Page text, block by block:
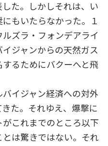
た。しかしそれは、い
もいたらなかった。１
ズラ・フォンデアライ
ジャンからの天然ガス
るためにバクーへと飛
イジャン経済への対外
た。それゆえ、爆撃に
これまでのところ以下
は驚きではない。それ